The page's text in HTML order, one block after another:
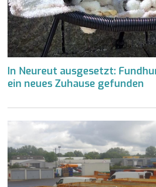
In Neureut ausgesetzt:
ein neues Zuhause gefunden